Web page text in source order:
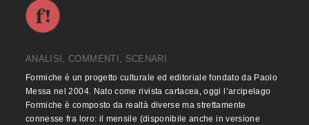
ANALISI, COMMENTI, SCENARI
Formiche è un progetto culturale ed editoriale fondato da Paolo
Messa nel 2004. Nato come rivista cartacea, oggi l’arcipelago
Formiche è composto da realtà diverse ma strettamente
connesse fra loro: il mensile (disponibile anche in versione